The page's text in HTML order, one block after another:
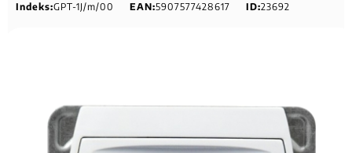
Indeks:GPT-1J/m/00 EAN:5907577428617 ID:23692